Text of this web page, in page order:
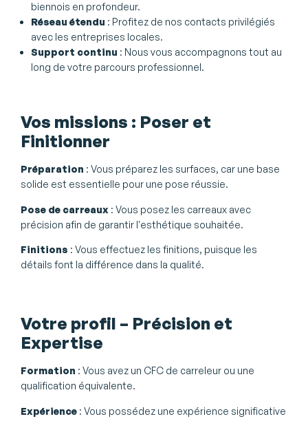
biennois en profondeur.
Réseau étendu : Profitez de nos contacts privilégiés
avec les entreprises locales.
Support continu : Nous vous accompagnons tout au
long de votre parcours professionnel.
Vos missions : Poser et
Finitionner
Préparation : Vous préparez les surfaces, car une base
solide est essentielle pour une pose réussie.
Pose de carreaux : Vous posez les carreaux avec
précision afin de garantir l'esthétique souhaitée.
Finitions : Vous effectuez les finitions, puisque les
détails font la différence dans la qualité.
Votre profil – Précision et
Expertise
Formation : Vous avez un CFC de carreleur ou une
qualification équivalente.
Expérience : Vous possédez une expérience significative